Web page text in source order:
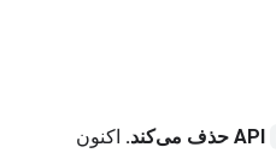
API حذف می‌کند. اکنون